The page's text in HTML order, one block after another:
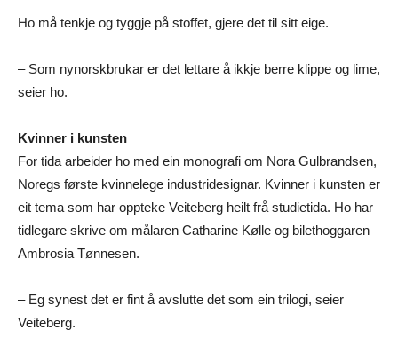
Ho må tenkje og tyggje på stoffet, gjere det til sitt eige.
– Som nynorskbrukar er det lettare å ikkje berre klippe og lime,
seier ho.
Kvinner i kunsten
For tida arbeider ho med ein monografi om Nora Gulbrandsen,
Noregs første kvinnelege industridesignar. Kvinner i kunsten er
eit tema som har oppteke Veiteberg heilt frå studietida. Ho har
tidlegare skrive om målaren Catharine Kølle og bilethoggaren
Ambrosia Tønnesen.
– Eg synest det er fint å avslutte det som ein trilogi, seier
Veiteberg.